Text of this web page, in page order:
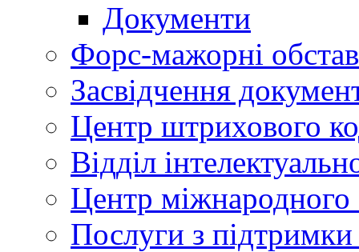
Документи
Форс-мажорні
Засвідчення
Центр штрихового
Відділ
Центр міжнародного
Послуги з підтримки